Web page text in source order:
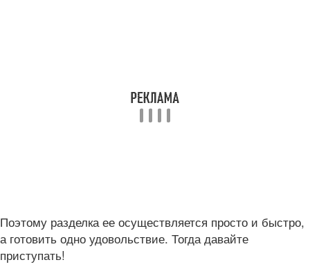
Поэтому разделка ее осуществляется просто и быстро,
а готовить одно удовольствие. Тогда давайте
приступать!